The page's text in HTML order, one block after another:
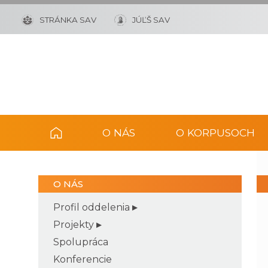
STRÁNKA SAV JÚĽŠ SAV
O NÁS O KORPUSOCH
O NÁS
Profil oddelenia
Projekty
Spolupráca
Konferencie